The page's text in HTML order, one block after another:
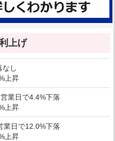
上げ
なし
上昇
業日で4.4%下落
上昇
業日で12.0%下落
上昇